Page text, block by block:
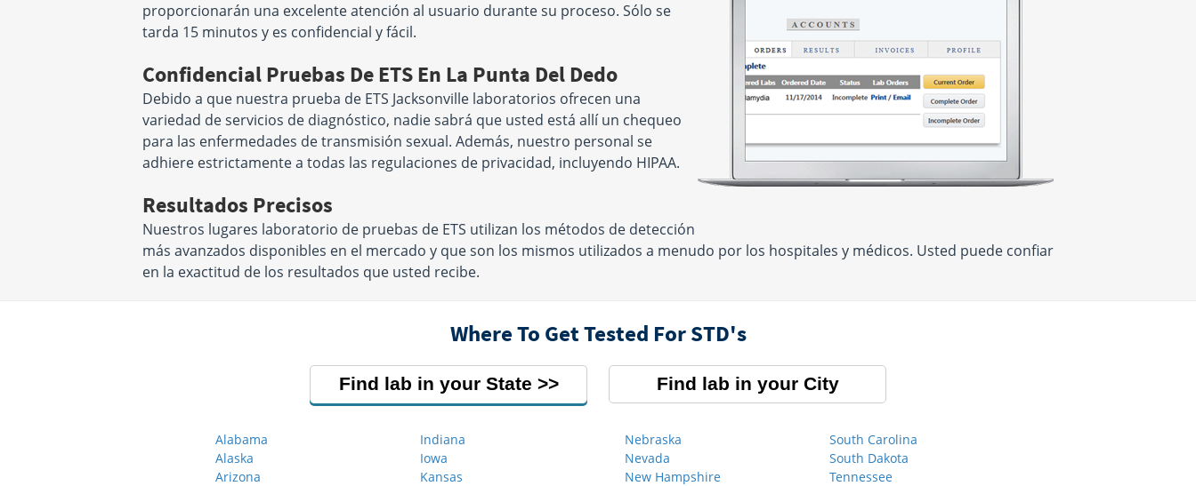
proporcionarán una excelente atención al usuario durante su proceso. Sólo se
tarda 15 minutos y es confidencial y fácil.
Confidencial Pruebas De ETS En La Punta Del Dedo
Debido a que nuestra prueba de ETS Jacksonville laboratorios ofrecen una
variedad de servicios de diagnóstico, nadie sabrá que usted está allí un chequeo
para las enfermedades de transmisión sexual. Además, nuestro personal se
adhiere estrictamente a todas las regulaciones de privacidad, incluyendo HIPAA.
Resultados Precisos
Nuestros lugares laboratorio de pruebas de ETS utilizan los métodos de detección
más avanzados disponibles en el mercado y que son los mismos utilizados a menudo por los hospitales y médicos. Usted puede confiar
en la exactitud de los resultados que usted recibe.
Where To Get Tested For STD's
Find lab in your State Find lab in your City
Alabama
Alaska
Arizona
Indiana
Iowa
Kansas
Nebraska
Nevada
New Hampshire
South Carolina
South Dakota
Tennessee